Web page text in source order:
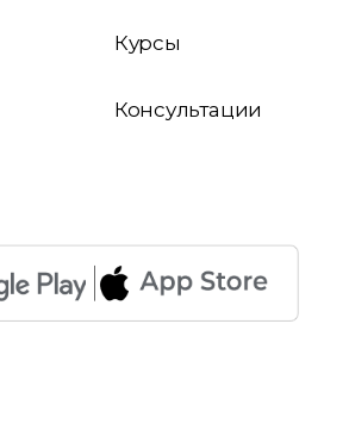
Курсы
Консультации